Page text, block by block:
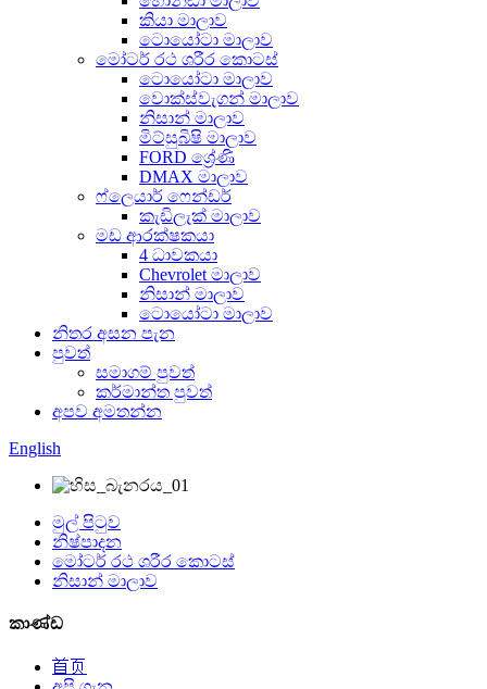
කියා මාලාව
ටොයෝටා මාලාව
මෝටර් රථ ශරීර කොටස්
ටොයෝටා මාලාව
වොක්ස්වැගන් මාලාව
නිසාන් මාලාව
මිට්සුබිෂි මාලාව
FORD ශ්‍රේණි
DMAX මාලාව
ෆ්ලෙයාර් ෆෙන්ඩර්
කැඩිලැක් මාලාව
මඩ ආරක්ෂකයා
4 ධාවකයා
Chevrolet මාලාව
නිසාන් මාලාව
ටොයෝටා මාලාව
නිතර අසන පැන
පුවත්
සමාගම් පුවත්
කර්මාන්ත පුවත්
අපව අමතන්න
English
මුල් පිටුව
නිෂ්පාදන
මෝටර් රථ ශරීර කොටස්
නිසාන් මාලාව
කාණ්ඩ
首页